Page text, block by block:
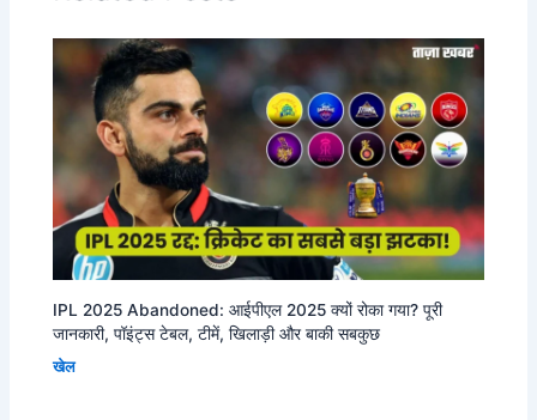
IPL 2025 Abandoned: आईपीएल 2025 क्यों रोका गया? पूरी
जानकारी, पॉइंट्स टेबल, टीमें, खिलाड़ी और बाकी सबकुछ
खेल